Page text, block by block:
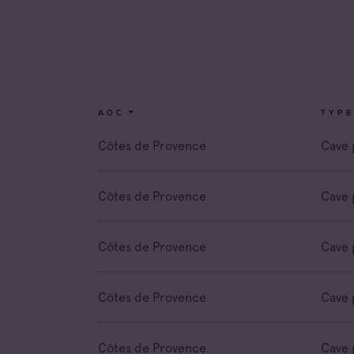
Londe
AOC TYPE
Côtes de Provence
Côtes de Provence
Côtes de Provence
Côtes de Provence
Côtes de Provence